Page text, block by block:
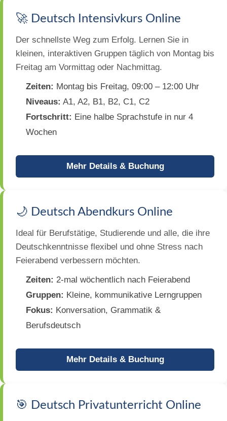
🚀 Deutsch Intensivkurs Online
Der schnellste Weg zum Erfolg. Lernen Sie in
kleinen, interaktiven Gruppen täglich von Montag bis
Freitag am Vormittag oder Nachmittag.
Zeiten: Montag bis Freitag, 09:00 – 12:00 Uhr
Niveaus: A1, A2, B1, B2, C1, C2
Fortschritt: Eine halbe Sprachstufe in nur 4
Wochen
Mehr Details & Buchung
🌙 Deutsch Abendkurs Online
Ideal für Berufstätige, Studierende und alle, die ihre
Deutschkenntnisse flexibel und ohne Stress nach
Feierabend verbessern möchten.
Zeiten: 2-mal wöchentlich nach Feierabend
Gruppen: Kleine, kommunikative Lerngruppen
Fokus: Konversation, Grammatik &
Berufsdeutsch
Mehr Details & Buchung
🎯 Deutsch Privatunterricht Online